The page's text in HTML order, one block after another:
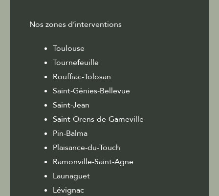
Nos zones d’interventions
Toulouse
Tournefeuille
Rouffiac-Tolosan
Saint-Génies-Bellevue
Saint-Jean
Saint-Orens-de-Gameville
Pin-Balma
Plaisance-du-Touch
Ramonville-Saint-Agne
Launaguet
Lévignac